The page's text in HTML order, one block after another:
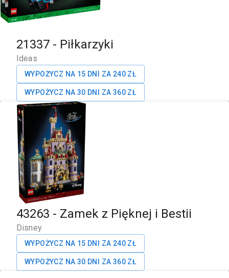
21337 - Piłkarzyki
Ideas
WYPOŻYCZ NA 15 DNI ZA 240 ZŁ
WYPOŻYCZ NA 30 DNI ZA 360 ZŁ
43263 - Zamek z Pięknej i Bestii
Disney
WYPOŻYCZ NA 15 DNI ZA 240 ZŁ
WYPOŻYCZ NA 30 DNI ZA 360 ZŁ